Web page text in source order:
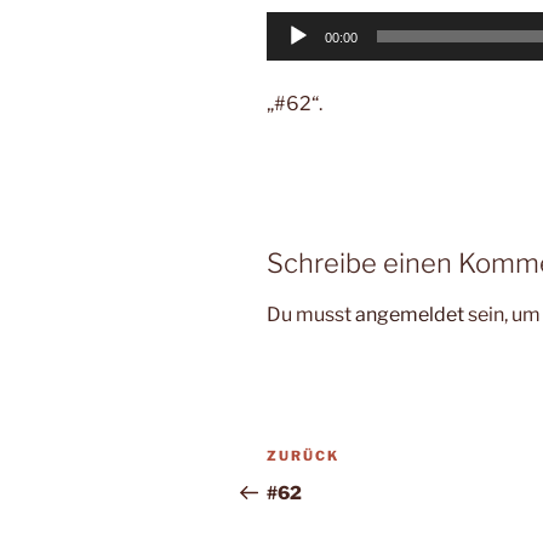
Audio-
00:00
„#62“.
Schreibe einen
Du musstangemeldetsein,
Beitragsnavigation
Vorheriger
Beitrag
ZURÜCK
#62